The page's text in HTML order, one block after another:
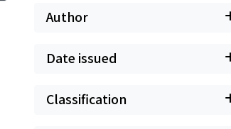
Author
Date issued
Classification